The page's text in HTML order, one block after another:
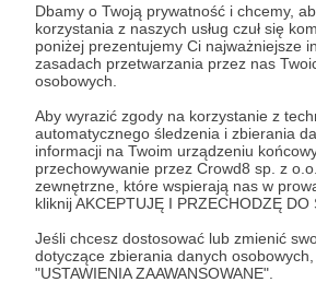
Dbamy o Twoją prywatność i chcemy,
korzystania z naszych usług czuł się
poniżej prezentujemy Ci najważniejsze
zasadach przetwarzania przez nas
osobowych.
Aby wyrazić zgody na korzystanie z
automatycznego śledzenia i zbierania
informacji na Twoim urządzeniu
przechowywanie przez Crowd8 sp. z
zewnętrzne, które wspierają nas w
kliknij AKCEPTUJĘ I PRZECHODZĘ DO
Jeśli chcesz dostosować lub zmienić
dotyczące zbierania danych
"USTAWIENIA ZAAWANSOWANE".
05.06.2024 Brak komentarzy
Syreny na pikniku na
Bemowie
Syreny na pikniku na warszawskim